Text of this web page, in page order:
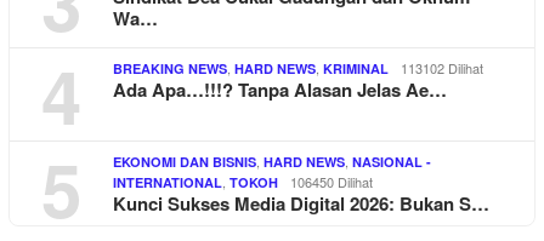
Wa…
4 BREAKING NEWS HARD NEWS KRIMINAL 113102 Dilihat
Ada Apa…!!!? Tanpa Alasan Jelas Ae…
5 EKONOMI DAN BISNIS HARD NEWS NASIONAL -
INTERNATIONAL TOKOH 106450 Dilihat
Kunci Sukses Media Digital 2026: Bukan S…